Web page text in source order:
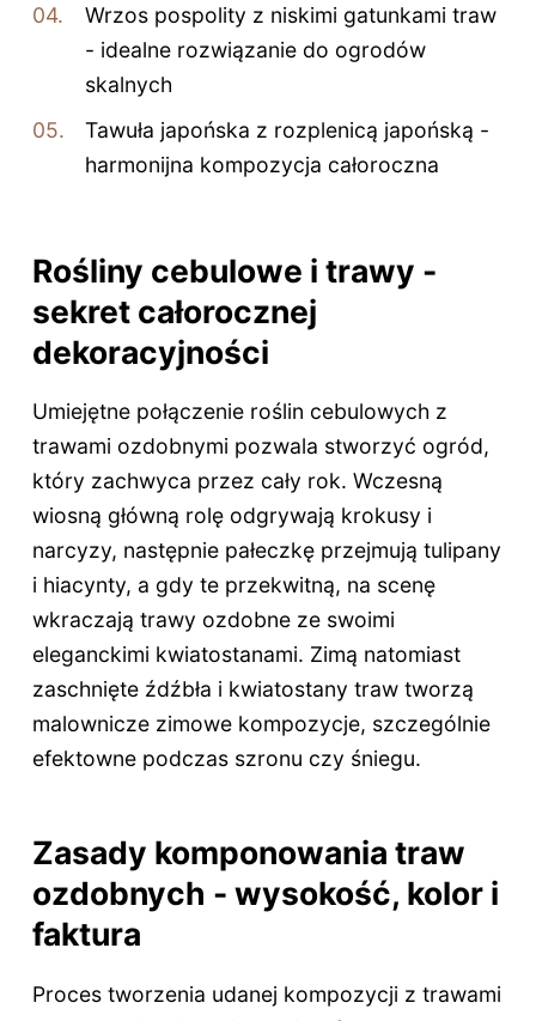
Wrzos pospolity z niskimi gatunkami traw
- idealne rozwiązanie do ogrodów
skalnych
Tawuła japońska z rozplenicą japońską -
harmonijna kompozycja całoroczna
Rośliny cebulowe i trawy -
sekret całorocznej
dekoracyjności
Umiejętne połączenie roślin cebulowych z
trawami ozdobnymi pozwala stworzyć ogród,
który zachwyca przez cały rok. Wczesną
wiosną główną rolę odgrywają krokusy i
narcyzy, następnie pałeczkę przejmują tulipany
i hiacynty, a gdy te przekwitną, na scenę
wkraczają trawy ozdobne ze swoimi
eleganckimi kwiatostanami. Zimą natomiast
zaschnięte źdźbła i kwiatostany traw tworzą
malownicze zimowe kompozycje, szczególnie
efektowne podczas szronu czy śniegu.
Zasady komponowania traw
ozdobnych - wysokość, kolor i
faktura
Proces tworzenia udanej kompozycji z trawami